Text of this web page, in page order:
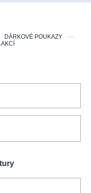
DÁRKOVÉ POUKAZY